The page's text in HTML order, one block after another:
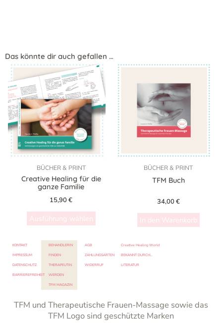
Das könnte dir auch gefallen …
BÜCHER & PRINT
Creative Healing für die
ganze Familie
15,90€
Ausführung wählen
Dieses
Produkt
weist
mehrere
Varianten
auf.
Die
Optionen
können
der
BÜCHER & PRINT
TFM Buch
34,00€
In den Warenkorb
KONTAKT
IMPRESSUM
DATENSCHUTZ
BARRIEREFREIHEIT
BEHANDLERIN
FINDEN
THERAPEUTIN
WERDEN
TFM MAGAZIN
Creative Healing World
BEKANNT DURCH…
LITERATUR
AGB
ZAHLUNGSARTEN
WIDERRUF
TFM und Therapeutische Frauen-Massage sowie das
TFM Logo sind geschützte Marken